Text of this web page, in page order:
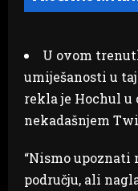
U ovom
umiješanosti u
rekla je Hochul
nekadašnjem
“Nismo
području, ali